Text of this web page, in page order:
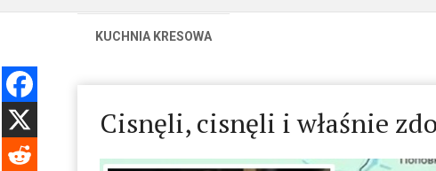
KUCHNIA KRESOWA
Cisnęli, cisnęli i właśnie